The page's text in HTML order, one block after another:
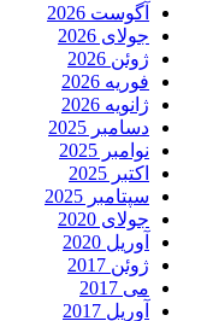
آگوست 2026
جولای 2026
ژوئن 2026
فوریه 2026
ژانویه 2026
دسامبر 2025
نوامبر 2025
اکتبر 2025
سپتامبر 2025
جولای 2020
آوریل 2020
ژوئن 2017
می 2017
آوریل 2017